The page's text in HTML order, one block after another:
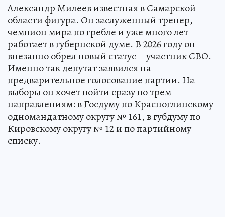
Александр Милеев известная в Самарской
области фигура. Он заслуженный тренер,
чемпион мира по гребле и уже много лет
работает в губернской думе. В 2026 году он
внезапно обрел новый статус – участник СВО.
Именно так депутат заявился на
предварительное голосование партии. На
выборы он хочет пойти сразу по трем
направлениям: в Госдуму по Красноглинскому
одномандатному округу № 161, в губдуму по
Кировскому округу № 12 и по партийному
списку.